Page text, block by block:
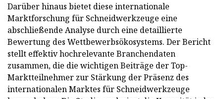
Darüber hinaus bietet diese internationale
Marktforschung für Schneidwerkzeuge eine
abschließende Analyse durch eine detaillierte
Bewertung des Wettbewerbsökosystems. Der Bericht
stellt effektiv hochrelevante Branchendaten
zusammen, die die wichtigen Beiträge der Top-
Marktteilnehmer zur Stärkung der Präsenz des
internationalen Marktes für Schneidwerkzeuge